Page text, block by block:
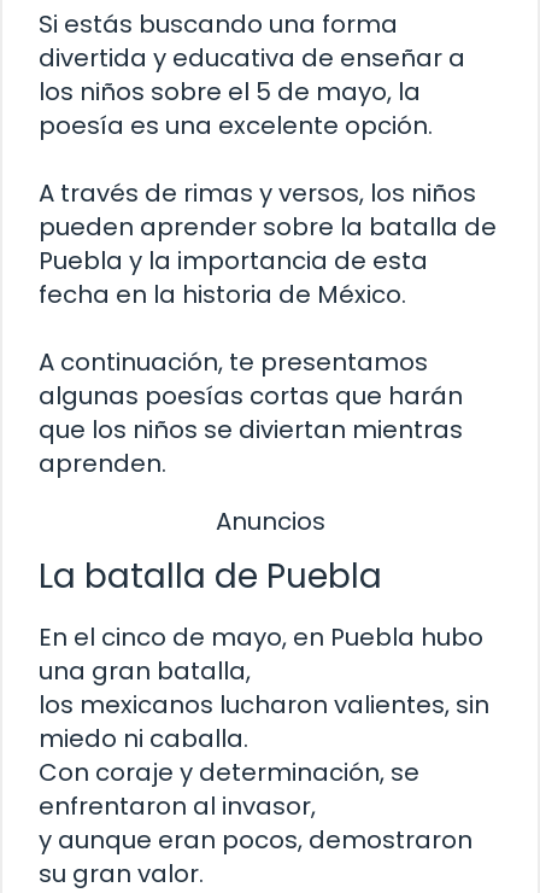
Si estás buscando una forma
divertida y educativa de enseñar a
los niños sobre el 5 de mayo, la
poesía es una excelente opción.
A través de rimas y versos, los niños
pueden aprender sobre la batalla de
Puebla y la importancia de esta
fecha en la historia de México.
A continuación, te presentamos
algunas poesías cortas que harán
que los niños se diviertan mientras
aprenden.
Anuncios
La batalla de Puebla
En el cinco de mayo, en Puebla hubo
una gran batalla,
los mexicanos lucharon valientes, sin
miedo ni caballa.
Con coraje y determinación, se
enfrentaron al invasor,
y aunque eran pocos, demostraron
su gran valor.